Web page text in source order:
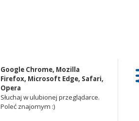
Google Chrome, Mozilla
Firefox, Microsoft Edge, Safari,
Opera
Słuchaj w ulubionej przeglądarce.
Poleć znajomym :)